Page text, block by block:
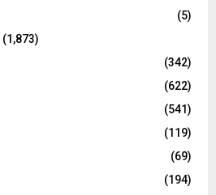
(5)
(1,873)
(342)
(622)
(541)
(119)
(69)
(194)